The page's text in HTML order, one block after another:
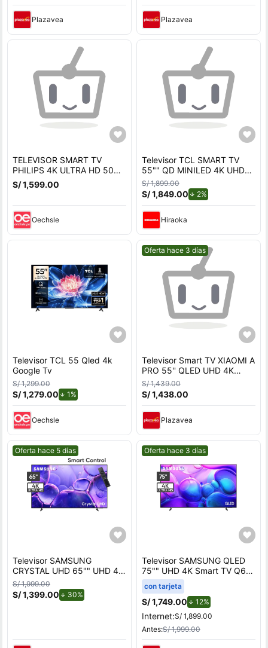
Plazavea Plazavea
TELEVISOR SMART TV
PHILIPS 4K ULTRA HD 50
TELEVISOR SMART TV
PHILIPS 4K ULTRA HD 50
S/ 1,599.00
Oechsle
Televisor TCL SMART TV
55"" QD MINILED 4K UHD
55C6K
S/ 1,899.00
S/ 1,849.00 2%de descuento.
Hiraoka
Televisor TCL 55 Qled 4k
Google Tv
S/ 1,299.00
S/ 1,279.00 1%
Oechsle
Mejor precio.
Oferta hace 3 días
Televisor Smart TV XIAOMI A
PRO 55'' QLED UHD 4K
L55MB-APPH GoogleTV
2026 - Antena Digital
S/ 1,439.00
S/ 1,438.00
Plazavea
Mejor precio.
Oferta hace 5 días
Televisor SAMSUNG
CRYSTAL UHD 65"" UHD 4K
Smart TV
UN65U8000FGXPE
S/ 1,999.00
S/ 1,399.00 30%
Mejor precio.
Oferta hace 3 días
Televisor SAMSUNG QLED
75"" UHD 4K Smart TV Q6
QN75Q6FAAGXPE
con tarjeta
S/ 1,749.00 12%de descuento.
Internet:S/ 1,899.00
Antes:S/ 1,999.00